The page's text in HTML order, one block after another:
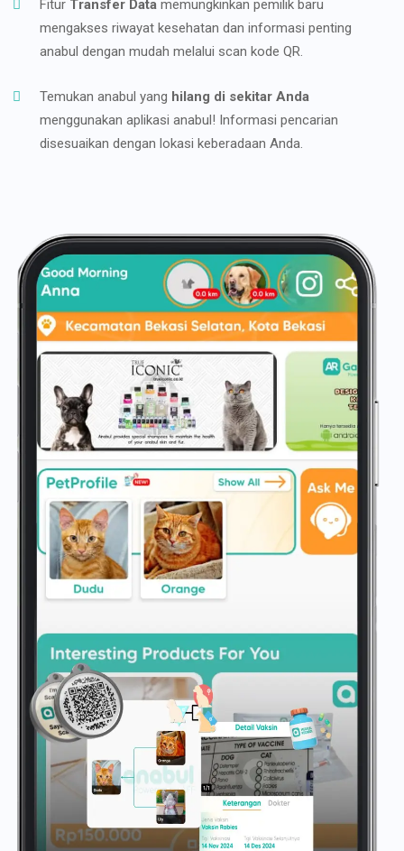
Fitur Transfer Data memungkinkan pemilik baru
mengakses riwayat kesehatan dan informasi penting
anabul dengan mudah melalui scan kode QR.
Temukan anabul yang hilang di sekitar Anda
menggunakan aplikasi anabul! Informasi pencarian
disesuaikan dengan lokasi keberadaan Anda.